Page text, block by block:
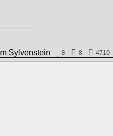
Sylvenstein 8 8 4710